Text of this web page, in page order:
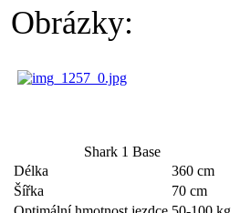
Obrázky:
Shark 1 Base
Délka
360 cm
Šířka
70 cm